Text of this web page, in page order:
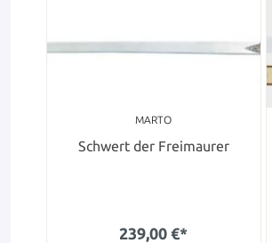
MARTO
Schwert der Freimaurer
239,00 €*